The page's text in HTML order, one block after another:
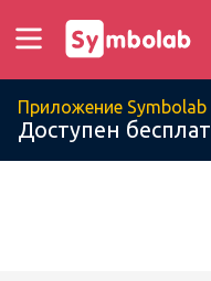
Приложение Symbolab
Доступен